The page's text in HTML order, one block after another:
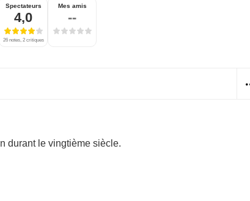
Spectateurs
4,0
26 notes, 2 critiques
Mes amis
--
durant le vingtième siècle.